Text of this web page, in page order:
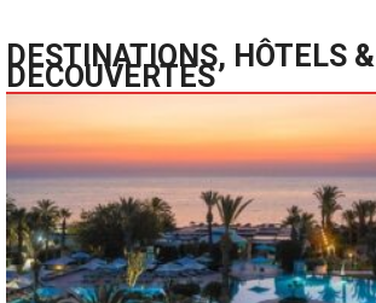
DESTINATIONS, HÔTELS &
DECOUVERTES